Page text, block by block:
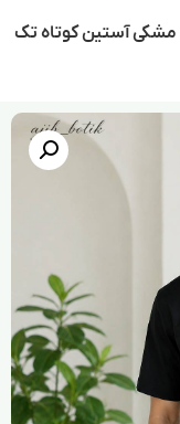
مشکی آستین کوتاه تک